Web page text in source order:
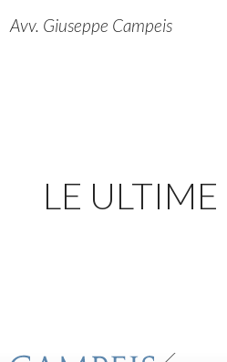
Avv. Giuseppe Campeis
LE